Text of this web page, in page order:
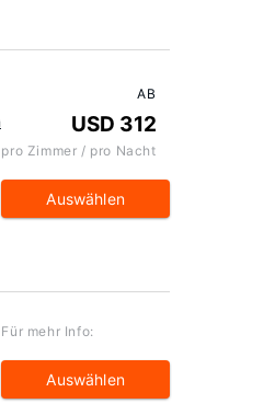
AB
USD 312
pro Zimmer / pro Nacht
Auswählen
Für mehr Info:
Auswählen